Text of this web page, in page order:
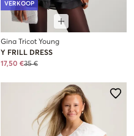
VERKOOP
Gina Tricot Young
Y FRILL DRESS
17,50 €35 €